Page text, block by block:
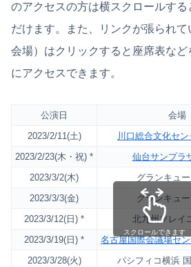
のアクセスの方は横スクロールす
だけます。また、リンクが張られ
会場）はクリックすると座席表な
にアクセスできます。
公演日 会場
2023/2/11(土)
川口総合文化セ
2023/2/23(木・祝) *
仙台サンプラ
2023/3/2(木)
グランキュ
2023/3/3(金)
グランキュ
2023/3/12(日) *
北九州ソレイ
2023/3/19(日) *
名古屋国際会議場セ
2023/3/28(火)
パシフィコ横浜
スクロールできます